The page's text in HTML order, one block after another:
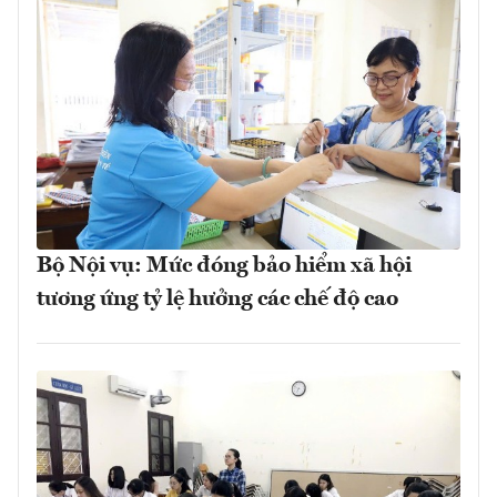
Bộ Nội vụ: Mức đóng bảo hiểm xã hội
tương ứng tỷ lệ hưởng các chế độ cao